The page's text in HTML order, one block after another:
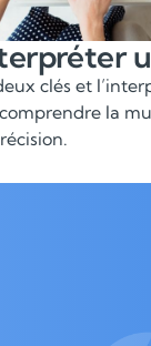
clés et
la